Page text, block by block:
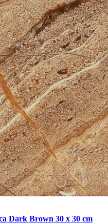
Dark Brown 30 x 30 cm